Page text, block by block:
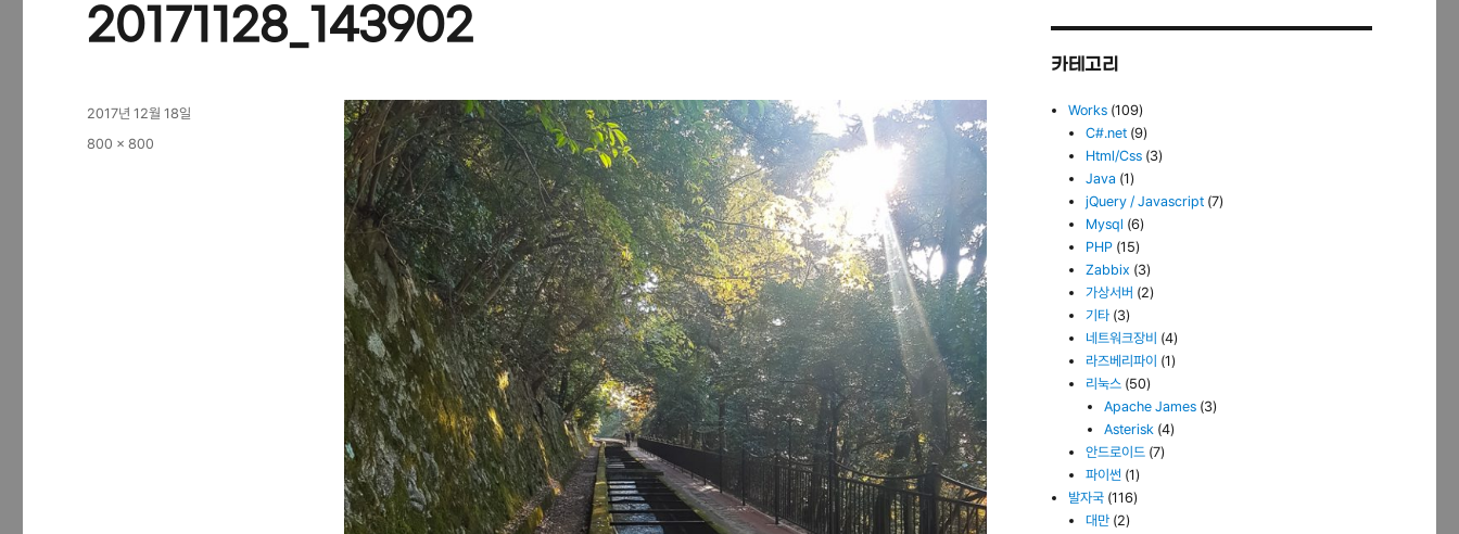
20171128_143902
작
성
2017년 12월 18일
전
800 × 800
카테고리
Works (109)
C#.net (9)
Html/Css (3)
Java (1)
jQuery / Javascript (7)
Mysql (6)
PHP (15)
Zabbix (3)
가상서버 (2)
기타 (3)
네트워크장비 (4)
라즈베리파이 (1)
리눅스 (50)
Apache James(3)
Asterisk(4)
안드로이드 (7)
파이썬 (1)
발자국 (116)
대만 (2)